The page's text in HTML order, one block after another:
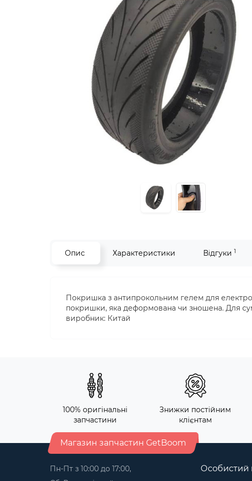
Опис Характеристики Відгуки 1
Покришка з антипрокольним гелем для
покришки, яка деформована чи зношена. Для
виробник: Китай
100% оригінальні
запчастини
Знижки постійним
клієнтам
Магазин запчастин GetBoom
Пн-Пт з 10:00 до 17:00,
Особистий